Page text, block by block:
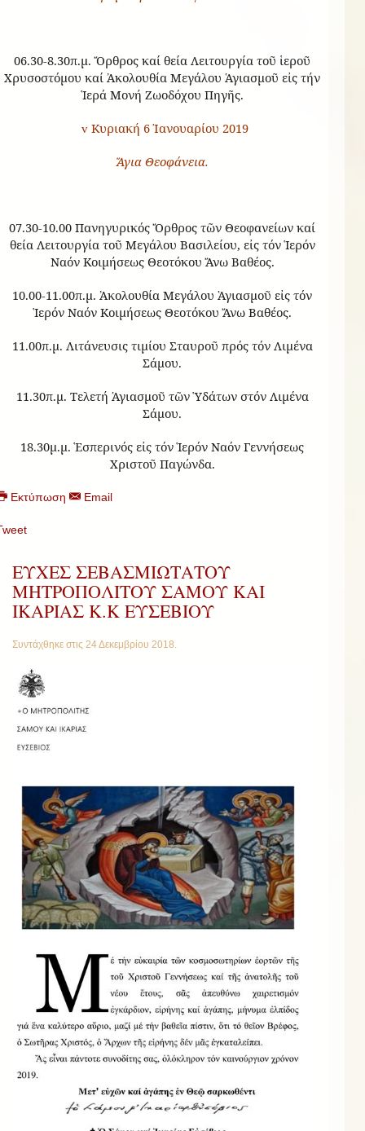
06.30-8.30π.μ. Ὄρθρος καί θεία Λειτουργία τοῦ ἱεροῦ
Χρυσοστόμου καί Ἀκολουθία Μεγάλου Ἁγιασμοῦ εἰς τήν
Ἱερά Μονή Ζωοδόχου Πηγῆς.
v Κυριακή 6 Ἰανουαρίου 2019
Ἅγια Θεοφάνεια.
07.30-10.00 Πανηγυρικός Ὄρθρος τῶν Θεοφανείων καί
θεία Λειτουργία τοῦ Μεγάλου Βασιλείου, εἰς τόν Ἱερόν
Ναόν Κοιμήσεως Θεοτόκου Ἄνω Βαθέος.
10.00-11.00π.μ. Ἀκολουθία Μεγάλου Ἁγιασμοῦ εἰς τόν
Ἱερόν Ναόν Κοιμήσεως Θεοτόκου Ἄνω Βαθέος.
11.00π.μ. Λιτάνευσις τιμίου Σταυροῦ πρός τόν Λιμένα
Σάμου.
11.30π.μ. Τελετή Ἁγιασμοῦ τῶν Ὑδάτων στόν Λιμένα
Σάμου.
18.30μ.μ. Ἑσπερινός εἰς τόν Ἱερόν Ναόν Γεννήσεως
Χριστοῦ Παγώνδα.
Εκτύπωση Email
ΕΥΧΕΣ ΣΕΒΑΣΜΙΩΤΑΤΟΥ
ΜΗΤΡΟΠΟΛΙΤΟΥ ΣΑΜΟΥ ΚΑΙ
ΙΚΑΡΙΑΣ Κ.Κ ΕΥΣΕΒΙΟΥ
Συντάχθηκε στις 24 Δεκεμβρίου 2018.